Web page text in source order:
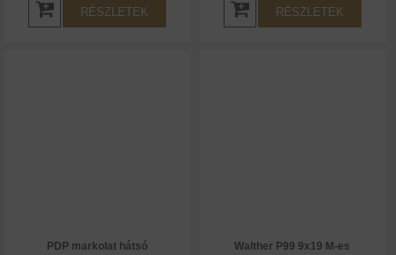
RÉSZLETEK RÉSZLETEK
PDP markolat hátsó
Walther P99 9x19 M-es